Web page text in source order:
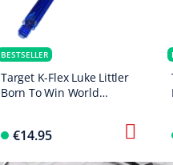
BESTSELLER
Target K-Flex Luke Littler
Born To Win World
€14.95